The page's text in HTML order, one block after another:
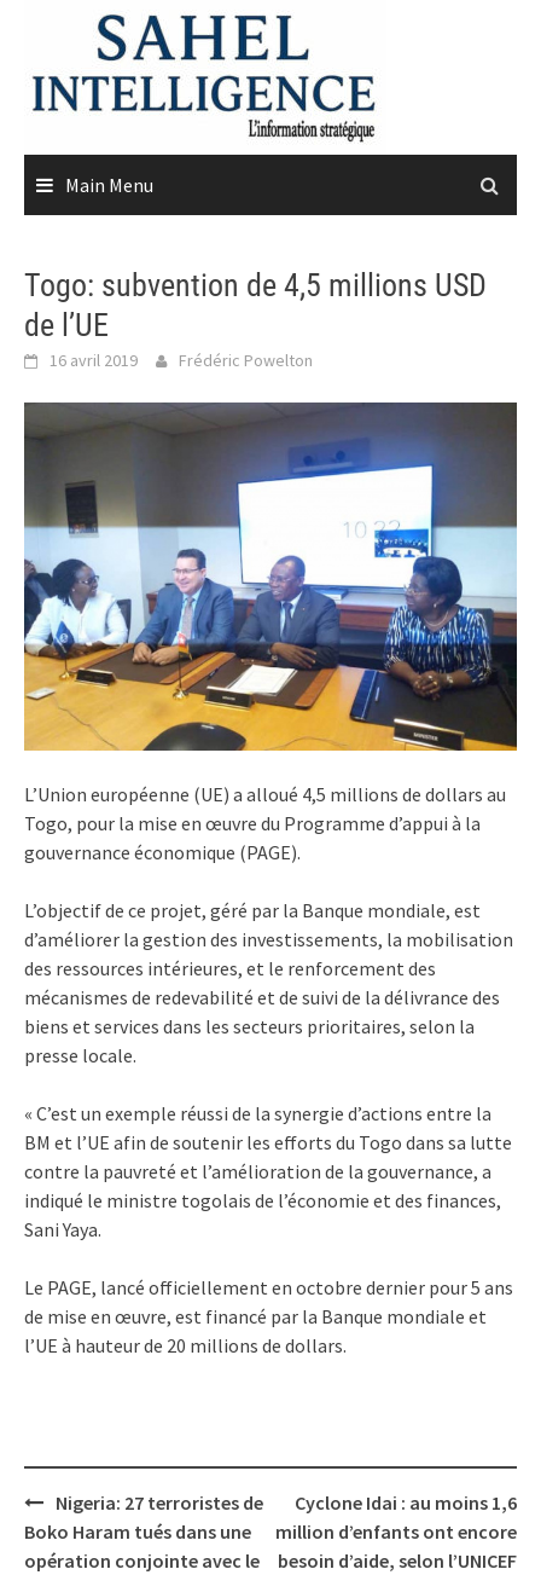
content
Main Menu
Togo: subvention de 4,5 millions USD
de l’UE
16 avril 2019 Frédéric Powelton
L’Union européenne (UE) a alloué 4,5 millions de dollars au
Togo, pour la mise en œuvre du Programme d’appui à la
gouvernance économique (PAGE).
L’objectif de ce projet, géré par la Banque mondiale, est
d’améliorer la gestion des investissements, la mobilisation
des ressources intérieures, et le renforcement des
mécanismes de redevabilité et de suivi de la délivrance des
biens et services dans les secteurs prioritaires, selon la
presse locale.
« C’est un exemple réussi de la synergie d’actions entre la
BM et l’UE afin de soutenir les efforts du Togo dans sa lutte
contre la pauvreté et l’amélioration de la gouvernance, a
indiqué le ministre togolais de l’économie et des finances,
Sani Yaya.
Le PAGE, lancé officiellement en octobre dernier pour 5 ans
de mise en œuvre, est financé par la Banque mondiale et
l’UE à hauteur de 20 millions de dollars.
Post
navigation
Nigeria: 27 terroristes de
Boko Haram tués dans une
opération conjointe avec le
Cyclone Idai : au moins 1,6
million d’enfants ont encore
besoin d’aide, selon l’UNICEF